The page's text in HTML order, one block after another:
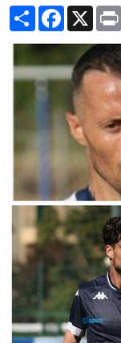
CondividiFacebook
X